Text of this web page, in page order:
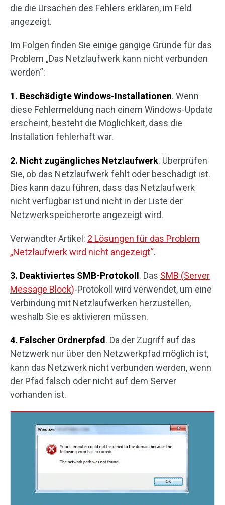
die die Ursachen des Fehlers erklären, im Feld
angezeigt.
Im Folgen finden Sie einige gängige Gründe für das
Problem „Das Netzlaufwerk kann nicht verbunden
werden“:
1. Beschädigte Windows-Installationen. Wenn
diese Fehlermeldung nach einem Windows-Update
erscheint, besteht die Möglichkeit, dass die
Installation fehlerhaft war.
2. Nicht zugängliches Netzlaufwerk. Überprüfen
Sie, ob das Netzlaufwerk fehlt oder beschädigt ist.
Dies kann dazu führen, dass das Netzlaufwerk
nicht verfügbar ist und nicht in der Liste der
Netzwerkspeicherorte angezeigt wird.
Verwandter Artikel: 2 Lösungen für das Problem
„Netzlaufwerk wird nicht angezeigt“.
3. Deaktiviertes SMB-Protokoll . Das SMB (Server
Message Block)-Protokoll wird verwendet, um eine
Verbindung mit Netzlaufwerken herzustellen,
weshalb Sie es aktivieren müssen.
4. Falscher Ordnerpfad . Da der Zugriff auf das
Netzwerk nur über den Netzwerkpfad möglich ist,
kann das Netzwerk nicht verbunden werden, wenn
der Pfad falsch oder nicht auf dem Server
vorhanden ist.